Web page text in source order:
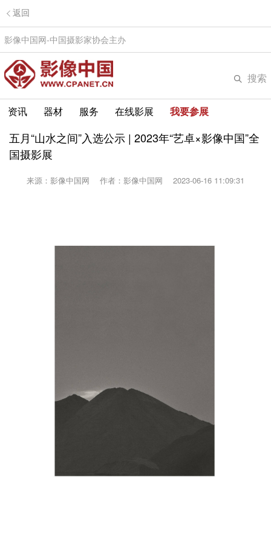
返回
影像中国网-中国摄影家协会主办
搜索
资讯 器材 服务 在线影展 我要参展
五月“山水之间”入选公示 | 2023年“艺卓×影像中国”全
国摄影展
来源：影像中国网 作者：影像中国网 2023-06-16 11:09:31